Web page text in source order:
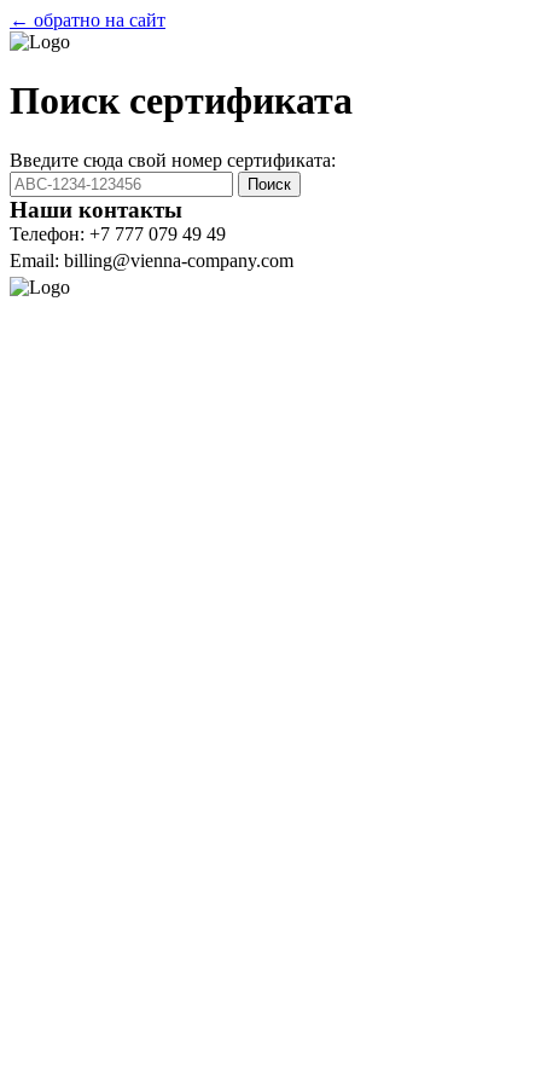
← обратно на сайт
Поиск сертификата
Введите сюда свой номер сертификата:
Поиск
Наши контакты
Телефон: +7 777 079 49 49
Email: billing@vienna-company.com